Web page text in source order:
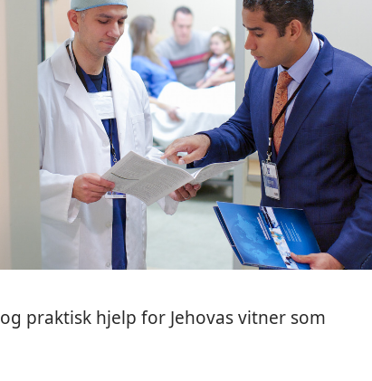
og praktisk hjelp for Jehovas vitner som